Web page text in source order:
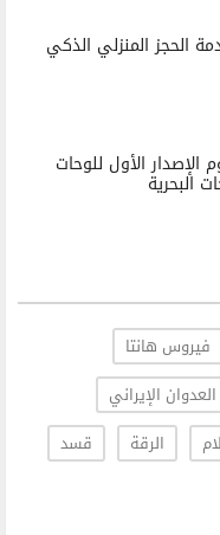
الحجز المنزلي الذكي
رسوم الإصدار الأول للوحات
البحرية
فيروس هانتا
العدوان الإيراني
الرقة
قسد